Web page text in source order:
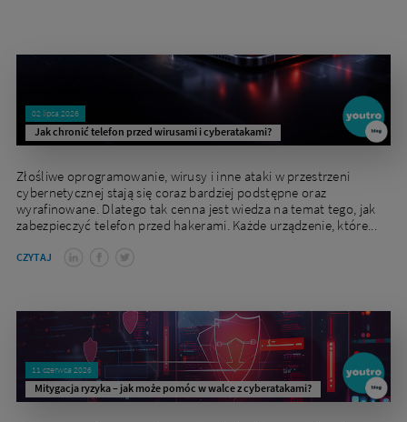
02 lipca 2026
Jak chronić telefon przed wirusami i cyberatakami?
Złośliwe oprogramowanie, wirusy i inne ataki w przestrzeni
cybernetycznej stają się coraz bardziej podstępne oraz
wyrafinowane. Dlatego tak cenna jest wiedza na temat tego, jak
zabezpieczyć telefon przed hakerami. Każde urządzenie, które...
CZYTAJ
11 czerwca 2026
Mitygacja ryzyka – jak może pomóc w walce z cyberatakami?